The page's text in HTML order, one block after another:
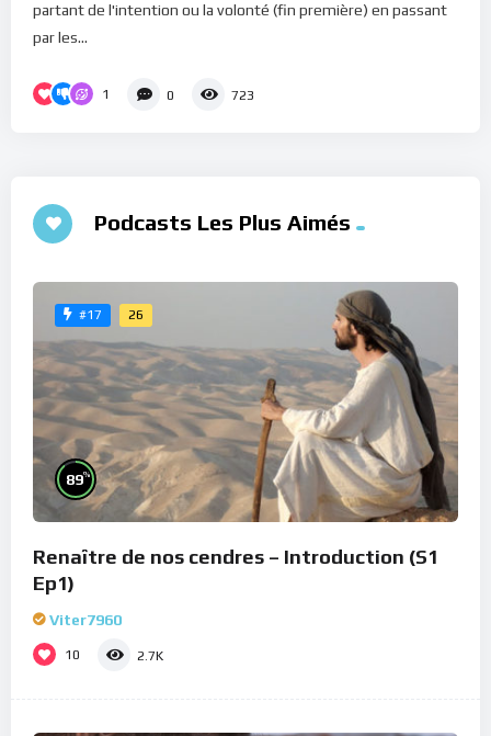
partant de l'intention ou la volonté (fin première) en passant
par les...
1 0 723
Podcasts Les Plus Aimés
#17 26
89%
Renaître de nos cendres – Introduction (S1
Ep1)
Viter7960
10 2.7K